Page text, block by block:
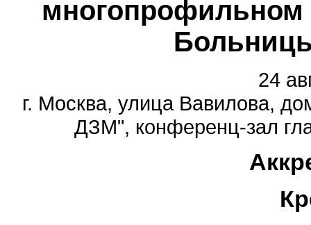
многопрофильном
24
г. Москва, улица Вавилова,
ДЗМ", конференц-зал